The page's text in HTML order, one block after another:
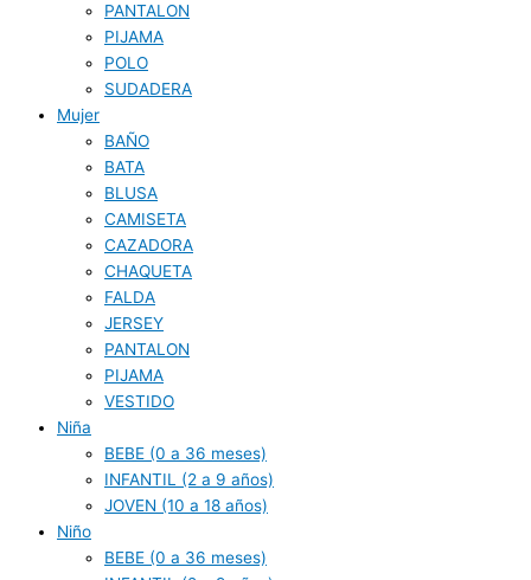
PANTALON
PIJAMA
POLO
SUDADERA
Mujer
BAÑO
BATA
BLUSA
CAMISETA
CAZADORA
CHAQUETA
FALDA
JERSEY
PANTALON
PIJAMA
VESTIDO
Niña
BEBE (0 a 36 meses)
INFANTIL (2 a 9 años)
JOVEN (10 a 18 años)
Niño
BEBE (0 a 36 meses)